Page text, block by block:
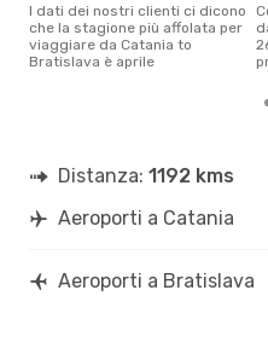
I dati dei nostri clienti ci dicono
che la stagione più affolata per
viaggiare da Catania to
Bratislava è aprile
Con eDream, prezzo per un volo
Distanza: 1192 kms
Aeroporti a Catania
Aeroporti a Bratislava